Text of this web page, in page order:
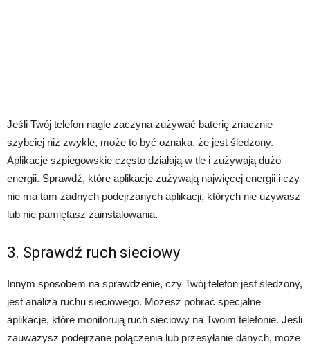
Jeśli Twój telefon nagle zaczyna zużywać baterię znacznie
szybciej niż zwykle, może to być oznaka, że jest śledzony.
Aplikacje szpiegowskie często działają w tle i zużywają dużo
energii. Sprawdź, które aplikacje zużywają najwięcej energii i czy
nie ma tam żadnych podejrzanych aplikacji, których nie używasz
lub nie pamiętasz zainstalowania.
3. Sprawdź ruch sieciowy
Innym sposobem na sprawdzenie, czy Twój telefon jest śledzony,
jest analiza ruchu sieciowego. Możesz pobrać specjalne
aplikacje, które monitorują ruch sieciowy na Twoim telefonie. Jeśli
zauważysz podejrzane połączenia lub przesyłanie danych, może